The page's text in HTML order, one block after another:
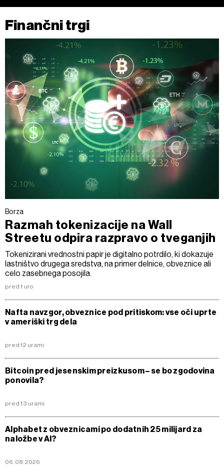
Finančni trgi
Borza
Razmah tokenizacije na Wall
Streetu odpira razpravo o tveganjih
Tokenizirani vrednostni papir je digitalno potrdilo, ki dokazuje
lastništvo drugega sredstva, na primer delnice, obveznice ali
celo zasebnega posojila.
pred 1 uro
Nafta navzgor, obveznice pod pritiskom: vse oči uprte
v ameriški trg dela
pred 12 urami
Bitcoin pred jesenskim preizkusom – se bo zgodovina
ponovila?
pred 13 urami
Alphabet z obveznicami po dodatnih 25 milijard za
naložbe v AI?
06.08.2026